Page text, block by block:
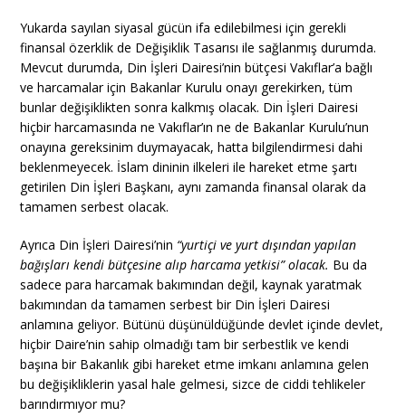
Yukarda sayılan siyasal gücün ifa edilebilmesi için gerekli
finansal özerklik de Değişiklik Tasarısı ile sağlanmış durumda.
Mevcut durumda, Din İşleri Dairesi’nin bütçesi Vakıflar’a bağlı
ve harcamalar için Bakanlar Kurulu onayı gerekirken, tüm
bunlar değişiklikten sonra kalkmış olacak. Din İşleri Dairesi
hiçbir harcamasında ne Vakıflar’ın ne de Bakanlar Kurulu’nun
onayına gereksinim duymayacak, hatta bilgilendirmesi dahi
beklenmeyecek. İslam dininin ilkeleri ile hareket etme şartı
getirilen Din İşleri Başkanı, aynı zamanda finansal olarak da
tamamen serbest olacak.
Ayrıca Din İşleri Dairesi’nin “yurtiçi ve yurt dışından yapılan
bağışları kendi bütçesine alıp harcama yetkisi” olacak. Bu da
sadece para harcamak bakımından değil, kaynak yaratmak
bakımından da tamamen serbest bir Din İşleri Dairesi
anlamına geliyor. Bütünü düşünüldüğünde devlet içinde devlet,
hiçbir Daire’nin sahip olmadığı tam bir serbestlik ve kendi
başına bir Bakanlık gibi hareket etme imkanı anlamına gelen
bu değişikliklerin yasal hale gelmesi, sizce de ciddi tehlikeler
barındırmıyor mu?